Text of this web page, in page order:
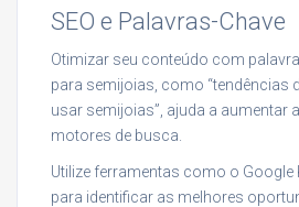
SEO e Palavras-Chave
Otimizar seu conteúdo com
para semijoias, como “tendências
usar semijoias”, ajuda a aumentar
motores de busca.
Utilize ferramentas como o Google
para identificar as melhores